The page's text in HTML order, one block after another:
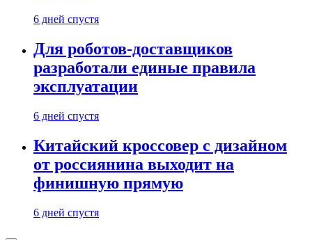
6 дней спустя
Для роботов-доставщиков
разработали единые правила
эксплуатации
6 дней спустя
Китайский кроссовер с дизайном
от россиянина выходит на
финишную прямую
6 дней спустя